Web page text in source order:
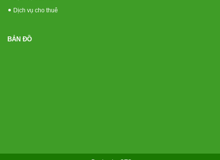
Dịch vụ cho thuê
BẢN ĐỒ